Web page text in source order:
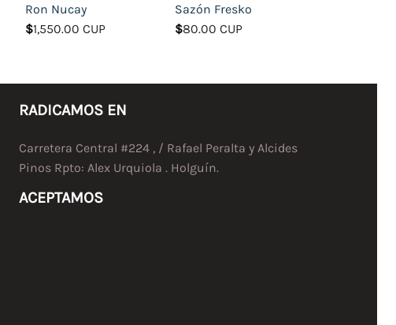
Ron Nucay
$1,550.00 CUP
Sazón Fresko
$80.00 CUP
RADICAMOS EN
Carretera Central #224 , / Rafael Peralta y Alcides
Pinos Rpto: Alex Urquiola . Holguín.
ACEPTAMOS